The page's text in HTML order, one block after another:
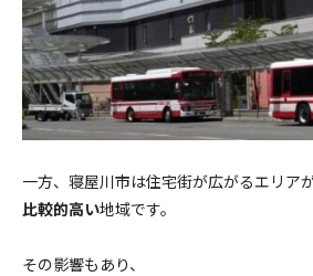
一方、寝屋川市は住宅街が広がるエリアが
比較的高い地域です。
その影響もあり、